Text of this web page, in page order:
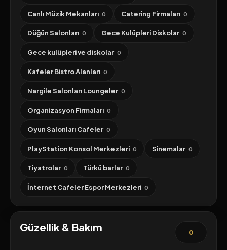
Canlı Müzik Mekanları 0 Catering Firmaları 0
Düğün Salonları 0 Gece Kulüpleri Diskolar 0
Gece kulüpleri ve diskolar 0
Kafeler Bistro Alanları 0
Nargile Salonları Loungeler 0
Organizasyon Firmaları 0
Oyun Salonları Cafeler 0
PlayStation Konsol Merkezleri 0 Sinemalar 0
Tiyatrolar 0 Türkü barlar 0
İnternet Cafeler Espor Merkezleri 0
Güzellik & Bakım 0